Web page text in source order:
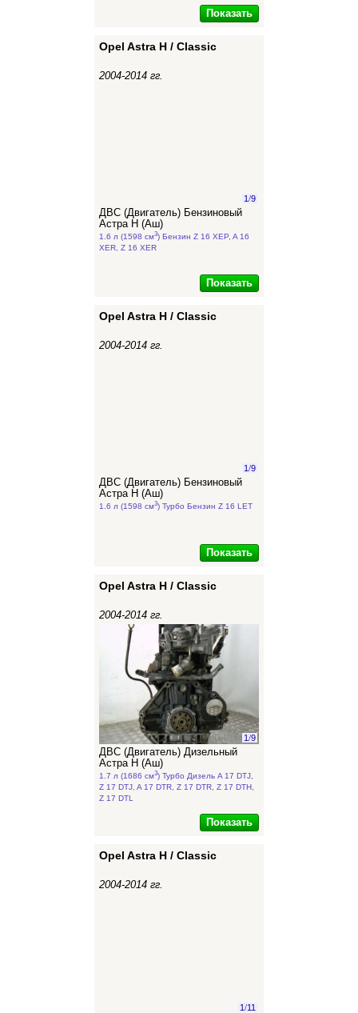
Показать
Opel Astra H / Classic
2004-2014 гг.
1/9
ДВС (Двигатель) Бензиновый
Астра Н (Аш)
1.6 л (1598 см3) Бензин Z 16 XEP, A 16
XER, Z 16 XER
Показать
Opel Astra H / Classic
2004-2014 гг.
1/9
ДВС (Двигатель) Бензиновый
Астра Н (Аш)
1.6 л (1598 см3) Турбо Бензин Z 16 LET
Показать
Opel Astra H / Classic
2004-2014 гг.
1/9
ДВС (Двигатель) Дизельный
Астра Н (Аш)
1.7 л (1686 см3) Турбо Дизель A 17 DTJ,
Z 17 DTJ, A 17 DTR, Z 17 DTR, Z 17 DTH,
Z 17 DTL
Показать
Opel Astra H / Classic
2004-2014 гг.
1/11